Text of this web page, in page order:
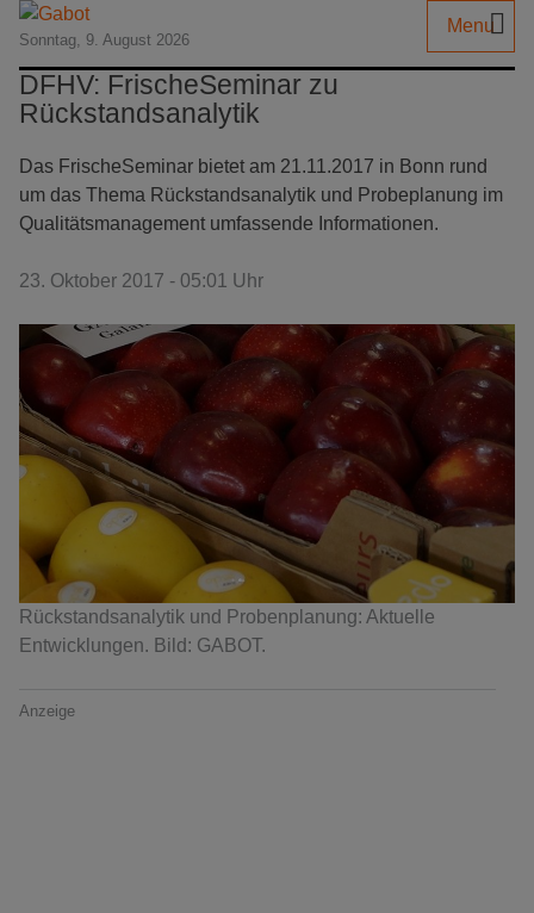
Sonntag, 9. August 2026
Menu
DFHV: FrischeSeminar zu
Rückstandsanalytik
Das FrischeSeminar bietet am 21.11.2017 in Bonn rund
um das Thema Rückstandsanalytik und Probeplanung im
Qualitätsmanagement umfassende Informationen.
23. Oktober 2017 - 05:01 Uhr
Rückstandsanalytik und Probenplanung: Aktuelle
Entwicklungen. Bild: GABOT.
Anzeige